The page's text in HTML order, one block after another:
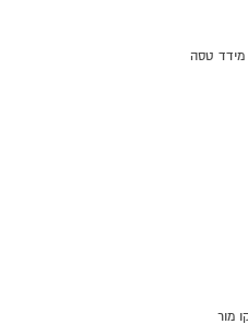
טסה
מור